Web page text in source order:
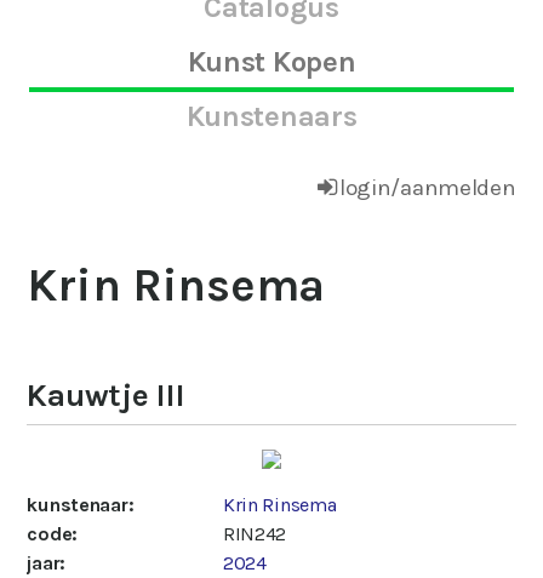
Catalogus
Kunst Kopen
Kunstenaars
login/aanmelden
Krin Rinsema
Kauwtje III
kunstenaar:
Krin Rinsema
code:
RIN242
jaar:
2024